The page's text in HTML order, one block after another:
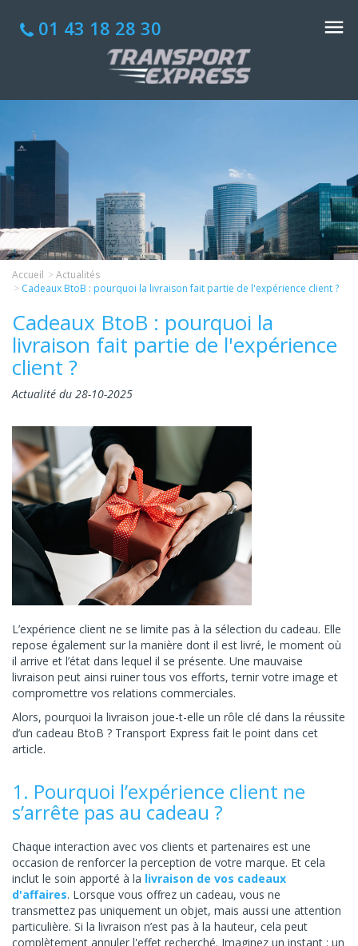
01 43 18 28 30
Accueil
Actualités
Cadeaux BtoB : pourquoi la livraison fait partie de l'expérience client ?
Cadeaux BtoB : pourquoi la
livraison fait partie de l'expérience
client ?
Actualité du 28-10-2025
L’expérience client ne se limite pas à la sélection du cadeau. Elle
repose également sur la manière dont il est livré, le moment où
il arrive et l’état dans lequel il se présente. Une mauvaise
livraison peut ainsi ruiner tous vos efforts, ternir votre image et
compromettre vos relations commerciales.
Alors, pourquoi la livraison joue-t-elle un rôle clé dans la réussite
d’un cadeau BtoB ? Transport Express fait le point dans cet
article.
1. Pourquoi l’expérience client ne
s’arrête pas au cadeau ?
Chaque interaction avec vos clients et partenaires est une
occasion de renforcer la perception de votre marque. Et cela
inclut le soin apporté à la livraison de vos cadeaux
d'affaires. Lorsque vous offrez un cadeau, vous ne
transmettez pas uniquement un objet, mais aussi une attention
particulière. Si la livraison n’est pas à la hauteur, cela peut
complètement annuler l'effet recherché. Imaginez un instant : un